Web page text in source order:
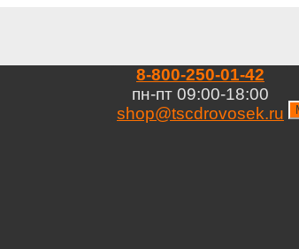
8-800-250-01-42
пн-пт 09:00-18:00
shop@tscdrovosek.ru